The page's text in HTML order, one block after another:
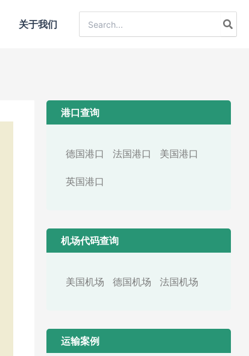
关于我们
for:
港口查询
德国港口 法国港口 美国港口
英国港口
机场代码查询
美国机场 德国机场 法国机场
运输案例​